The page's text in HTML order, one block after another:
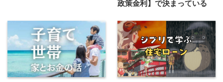
政策金利】で決まっている